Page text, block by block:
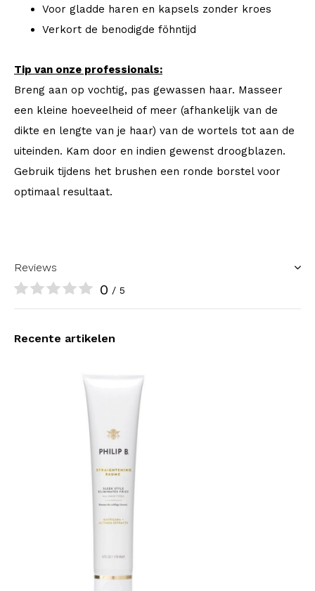
Voor gladde haren en kapsels zonder kroes
Verkort de benodigde föhntijd
Tip van onze professionals:
Breng aan op vochtig, pas gewassen haar. Masseer
een kleine hoeveelheid of meer (afhankelijk van de
dikte en lengte van je haar) van de wortels tot aan de
uiteinden. Kam door en indien gewenst droogblazen.
Gebruik tijdens het brushen een ronde borstel voor
optimaal resultaat.
Reviews
0 / 5
Recente artikelen